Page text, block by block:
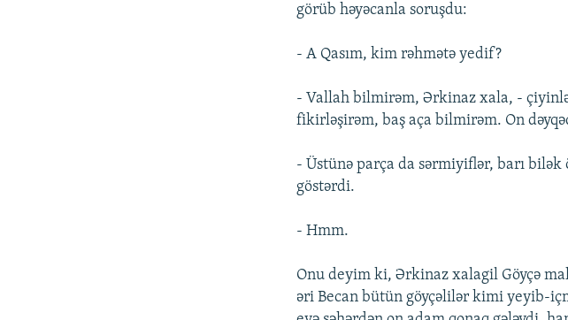
görüb həyəcanla soruşdu:
- A Qasım, kim rəhmətə yedif?
- Vallah bilmirəm, Ərkinaz xala, -
fikirləşirəm, baş aça bilmirəm. On
- Üstünə parça da sərmiyiflər, barı bilək
göstərdi.
- Hmm.
Onu deyim ki, Ərkinaz xalagil Göyçə
əri Becan bütün göyçəlilər kimi yeyib-